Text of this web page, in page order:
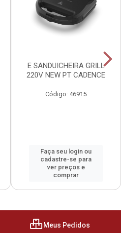
E SANDUICHEIRA GRILL
220V NEW PT CADENCE
Código: 46915
Faça seu login ou
cadastre-se para
ver preços e
comprar
Meus Pedidos